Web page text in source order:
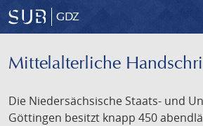
GDZ
Mittelalterliche
Die Niedersächsische Staats- und
Göttingen besitzt knapp 450